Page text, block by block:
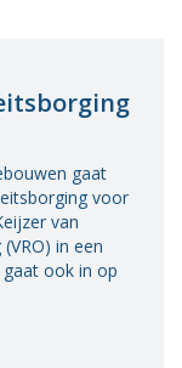
gaat
voor
van
in een
ook in op